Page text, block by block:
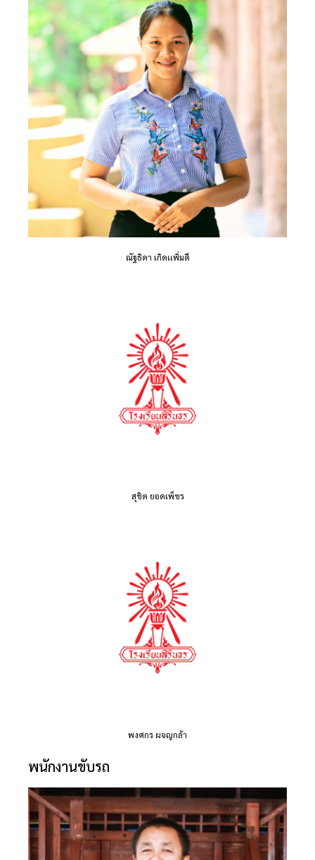
ณัฐธิดา เกิดเเพิ่มดี
สุชิต ยอดเพ็ชร
พงศกร ผจญกล้า
พนักงานขับรถ